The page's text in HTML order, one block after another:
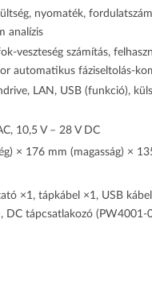
nyomaték,
analízis
számítás,
automatikus fáziseltolás-
LAN, USB (funkció),
10,5 V – 28 V DC
× 176 mm (magasság) ×
×1, tápkábel ×1, USB
DC tápcsatlakozó